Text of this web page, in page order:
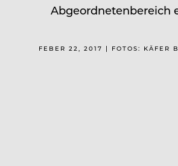
Abgeordnetenbereich
FEBER 22, 2017 | FOTOS: KÄFER